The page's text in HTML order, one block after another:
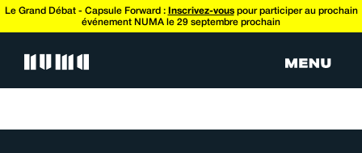
Le Grand Débat - Capsule Forward : Inscrivez-vouspour participer au prochain
événement NUMA le 29 septembre prochain